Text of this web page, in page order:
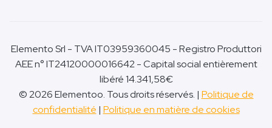
Elemento Srl - TVA IT03959360045 - Registro Produttori
AEE n° IT24120000016642 - Capital social entièrement
libéré 14.341,58€
© 2026 Elementoo. Tous droits réservés. | Politique de
confidentialité | Politique en matière de cookies